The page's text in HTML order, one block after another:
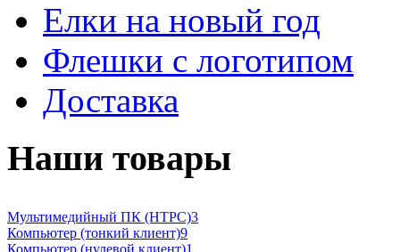
Елки на новый год
Флешки с логотипом
Доставка
Наши товары
Мультимедийный ПК (HTPC)3
Компьютер (тонкий клиент)9